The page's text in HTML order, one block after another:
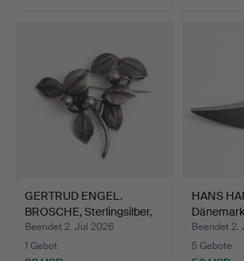
GERTRUD ENGEL.
BROSCHE, Sterlingsilber,
Mi…
Beendet 2. Jul 2026
1 Gebot
HANS
Beendet 2.
5 Gebote